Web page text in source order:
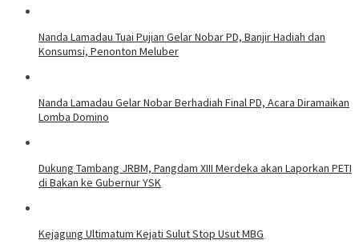
Nanda Lamadau Tuai Pujian Gelar Nobar PD, Banjir Hadiah dan
Konsumsi, Penonton Meluber
Nanda Lamadau Gelar Nobar Berhadiah Final PD, Acara Diramaikan
Lomba Domino
Dukung Tambang JRBM, Pangdam XIII Merdeka akan Laporkan PETI
di Bakan ke Gubernur YSK
Kejagung Ultimatum Kejati Sulut Stop Usut MBG